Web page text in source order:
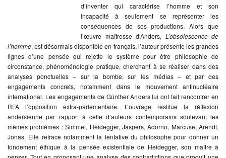
d’inventer qui caractérise l’homme et son
incapacité à seulement se représenter les
conséquences de ses productions. Alors que
l’œuvre maîtresse d’Anders, L’obsolescence de
l’homme, est désormais disponible en français, l’auteur présente les grandes
lignes d’une pensée qui rejette le système pour être philosophie de
circonstance, phénoménologie pratique, cherchant à se réaliser dans des
analyses ponctuelles – sur la bombe, sur les médias – et par des
engagements concrets, notamment dans le mouvement antinucléaire
international. Les engagements de Günther Anders lui ont fait rencontrer en
RFA l’opposition extra-parlementaire. L’ouvrage restitue la réflexion
andersienne par rapport à celle d’auteurs contemporains soulevant les
mêmes problèmes : Simmel, Heidegger, Jaspers, Adorno, Marcuse, Arendt,
Jonas. Elle retrace notamment la tentative du philosophe pour donner un
fondement éthique à la pensée existentiale de Heidegger, son maître à